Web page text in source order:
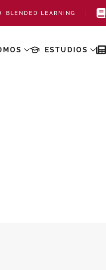
BLENDED LEARNING
ESTUDIOS